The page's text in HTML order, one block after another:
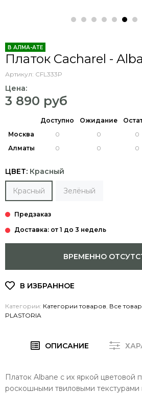
В АЛМА-АТЕ
Платок Cacharel -
Артикул: CFL333P
Цена:
3 890 руб
Доступно Ожидание
Москва
Алматы
ЦВЕТ: Красный
Красный Зелёный
Доставка: от 1 до 3 недель
ВРЕМЕННО
Категории: Категории товаров Все
PLASTORIA
ОПИСАНИЕ
Платок Albane с их яркой цветовой
роскошными твиловыми текстурами